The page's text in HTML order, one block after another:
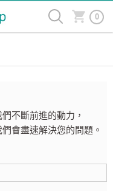
0
不斷前進的動力，
會盡速解決您的問題。